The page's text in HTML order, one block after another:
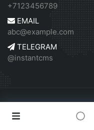
+7123456789
EMAIL
abc@example.com
TELEGRAM
@instantcms